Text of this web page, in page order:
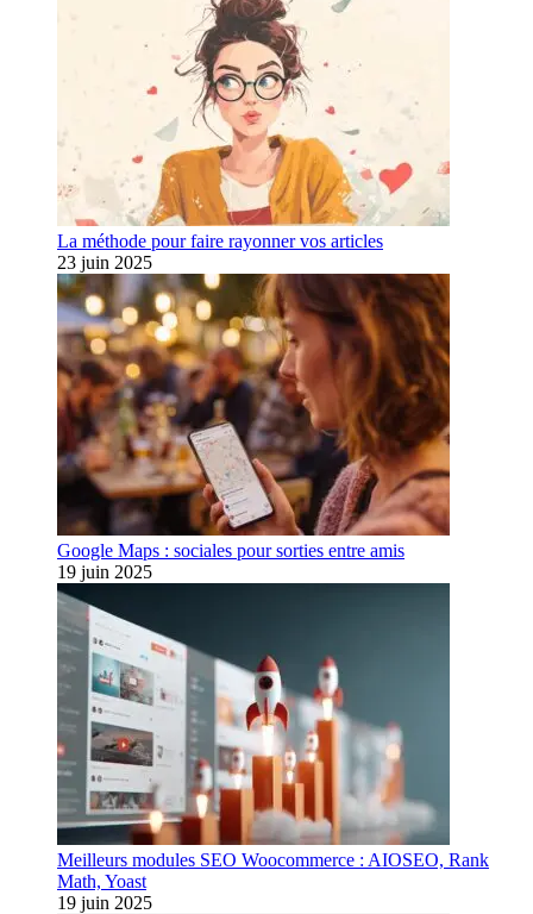
La méthode pour faire rayonner vos articles
23 juin 2025
Google Maps : sociales pour sorties entre amis
19 juin 2025
Meilleurs modules SEO Woocommerce : AIOSEO, Rank
Math, Yoast
19 juin 2025